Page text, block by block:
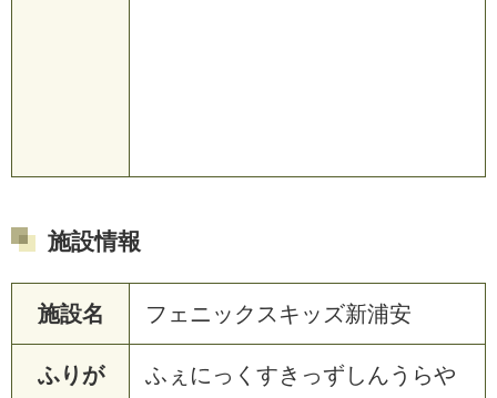
施設情報
施設名 フェニックスキッズ新浦安
ふりが
ふぇにっくすきっずしんうらや